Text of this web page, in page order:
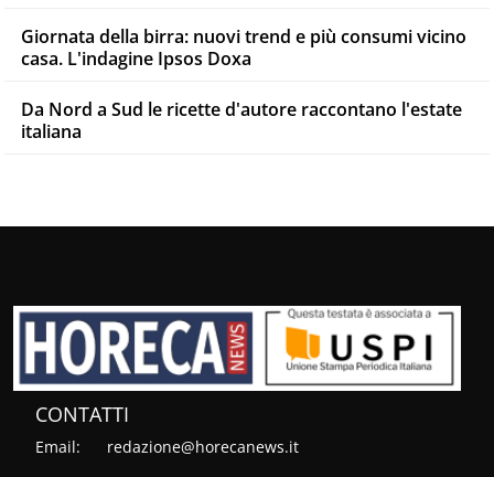
Giornata della birra: nuovi trend e più consumi vicino
casa. L'indagine Ipsos Doxa
Da Nord a Sud le ricette d'autore raccontano l'estate
italiana
CONTATTI
Email: redazione@horecanews.it